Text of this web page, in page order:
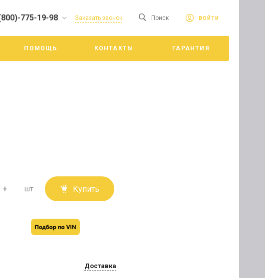
веб-сайте. Продолжая
Политике конфиденциальности
Принять
775-19-98
ул. Троицкий
3
Заказать звонок Поиск ВОЙТИ
ПОМОЩЬ КОНТАКТЫ ГАРАНТИЯ
+ шт. Купить
Доставка